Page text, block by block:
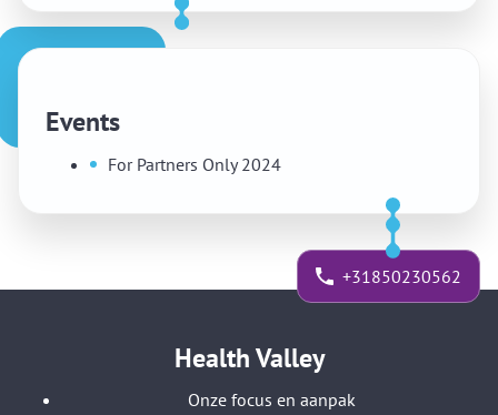
Events
For Partners Only 2024
+31850230562
Health Valley
Onze focus en aanpak